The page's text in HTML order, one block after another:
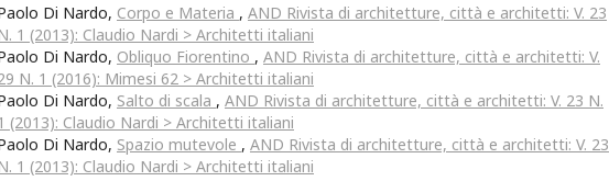
Di Nardo, Corpo e Materia , AND Rivista di architetture, città e architetti: V. 23
1 (2013): Claudio Nardi > Architetti italiani
Di Nardo, Obliquo Fiorentino , AND Rivista di architetture, città e architetti: V.
N. 1 (2016): Mimesi 62 > Architetti italiani
Di Nardo, Salto di scala , AND Rivista di architetture, città e architetti: V. 23 N.
(2013): Claudio Nardi > Architetti italiani
Di Nardo, Spazio mutevole , AND Rivista di architetture, città e architetti: V. 23
1 (2013): Claudio Nardi > Architetti italiani